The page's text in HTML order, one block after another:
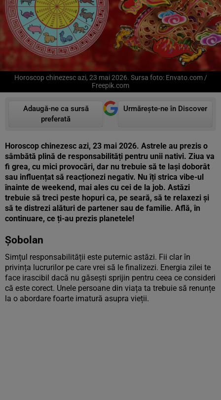
Horoscop chinezesc azi, 23 mai 2026. Sursa foto: Envato.com /
Freepik.com
Adaugă-ne ca sursă
preferată
Urmărește-ne în Discover
Horoscop chinezesc azi, 23 mai 2026. Astrele au prezis o
sâmbătă plină de responsabilități pentru unii nativi. Ziua va
fi grea, cu mici provocări, dar nu trebuie să te lași doborât
sau influențat să reacționezi negativ. Nu îți strica vibe-ul
înainte de weekend, mai ales cu cei de la job. Astăzi
trebuie să treci peste hopuri ca, pe seară, să te relaxezi și
să te distrezi alături de partener sau de familie. Află, în
continuare, ce ți-au prezis planetele!
Șobolan
Simțul responsabilității este puternic astăzi. Fii clar în
privința lucrurilor pe care vrei să le finalizezi. Energia zilei te
face irascibil dacă nu găsești sprijin pentru ceea ce consideri
că este corect. Unele persoane din viața ta trebuie să renunțe
la o abordare foarte imatură asupra vieții.